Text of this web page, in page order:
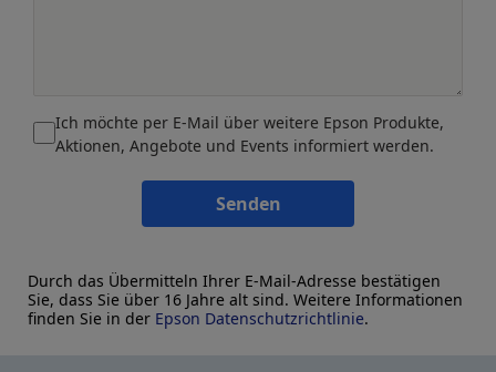
Ich möchte per E-Mail über weitere Epson Produkte,
Aktionen, Angebote und Events informiert werden.
Senden
Durch das Übermitteln Ihrer E-Mail-Adresse bestätigen
Sie, dass Sie über 16 Jahre alt sind. Weitere Informationen
finden Sie in der Epson Datenschutzrichtlinie.